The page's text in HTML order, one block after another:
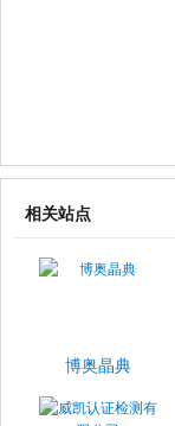
相关站点
博奥晶典